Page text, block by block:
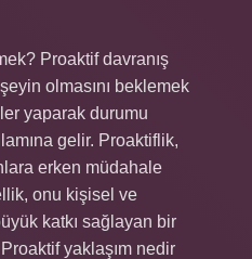
Proaktif davranış
olmasını beklemek
yaparak durumu
gelir. Proaktiflik,
erken müdahale
onu kişisel ve
katkı sağlayan bir
yaklaşım nedir